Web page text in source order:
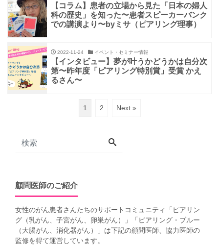
【コラム】患者の立場から見た「日本の婦人
科の歴史」を知った〜患者スピーカーバンク
での講演より〜byミサ（ピアリング理事）
2022-11-24 イベント・セミナー情報
【インタビュー】夢が叶うかどうかは自分次
第〜昨年度「ピアリング特別賞」受賞 かえ
るさん〜
1 2 Next »
顧問医師のご紹介
女性のがん患者さんたちのサポートコミュニティ「 ピアリン
グ（乳がん、子宮がん、卵巣がん）
」「 ピアリング・ブルー
（大腸がん、消化器がん）
」は下記の顧問医師、協力医師の
監修を得て運営しています。